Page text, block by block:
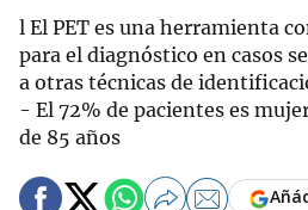
l El PET es una herramienta
para el diagnóstico en casos
a otras técnicas de
- El 72% de pacientes es
de 85 años